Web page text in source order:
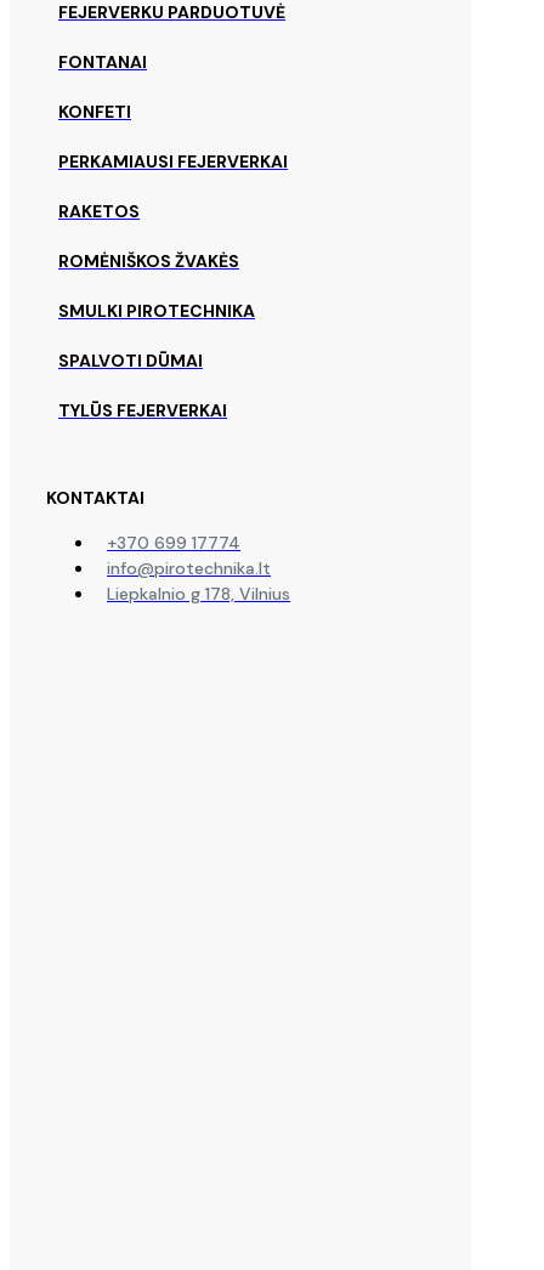
FEJERVERKU PARDUOTUVĖ
FONTANAI
KONFETI
PERKAMIAUSI FEJERVERKAI
RAKETOS
ROMĖNIŠKOS ŽVAKĖS
SMULKI PIROTECHNIKA
SPALVOTI DŪMAI
TYLŪS FEJERVERKAI
KONTAKTAI
+370 699 17774
info@pirotechnika.lt
Liepkalnio g 178, Vilnius